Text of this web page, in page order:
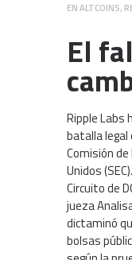
ENALTCOINS,
El
Ripple Labs
batalla
Comisión
Unidos
Circuito de
jueza
dictaminó
bolsas